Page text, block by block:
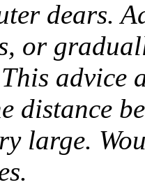
dears.
or
advice
distance
large.